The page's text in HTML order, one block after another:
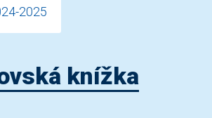
2025
knížka